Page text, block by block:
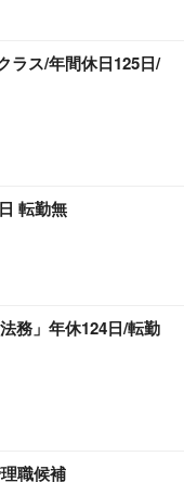
ラス/年間休日125日/
転勤無
務」年休124日/転勤
職候補